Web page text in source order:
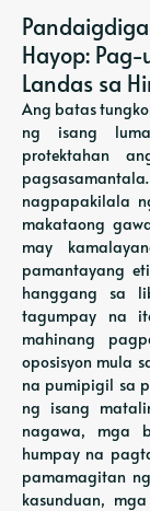
Hayop:
Landas sa
Ang batas
ng isang
protektahan
nagpapakilala
makataong
may
pamantayang
hanggang sa
tagumpay na
mahinang
oposisyon mula
na pumipigil sa
ng isang
nagawa, mga
humpay na
pamamagitan
kasunduan,